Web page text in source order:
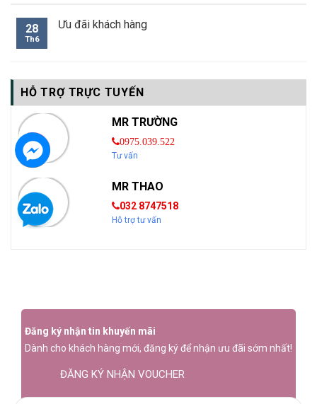
28
Th6
Ưu đãi khách hàng
HỖ TRỢ TRỰC TUYẾN
MR TRƯỜNG
0975.039.522
Tư vấn
MR THAO
032 8747518
Hỗ trợ tư vấn
Đăng ký nhận tin khuyến mãi
Dành cho khách hàng mới, đăng ký để nhận ưu đãi sớm nhất!
ĐĂNG KÝ NHẬN VOUCHER